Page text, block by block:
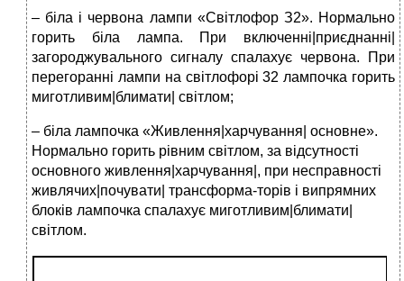
– біла і червона лампи «Світлофор З2». Нормально
горить біла лампа. При включенні|приєднанні|
загороджувального сигналу спалахує червона. При
перегоранні лампи на світлофорі 32 лампочка горить
миготливим|блимати| світлом;
– біла лампочка «Живлення|харчування| основне».
Нормально горить рівним світлом, за відсутності
основного живлення|харчування|, при несправності
живлячих|почувати| трансформа-торів і випрямних
блоків лампочка спалахує миготливим|блимати|
світлом.